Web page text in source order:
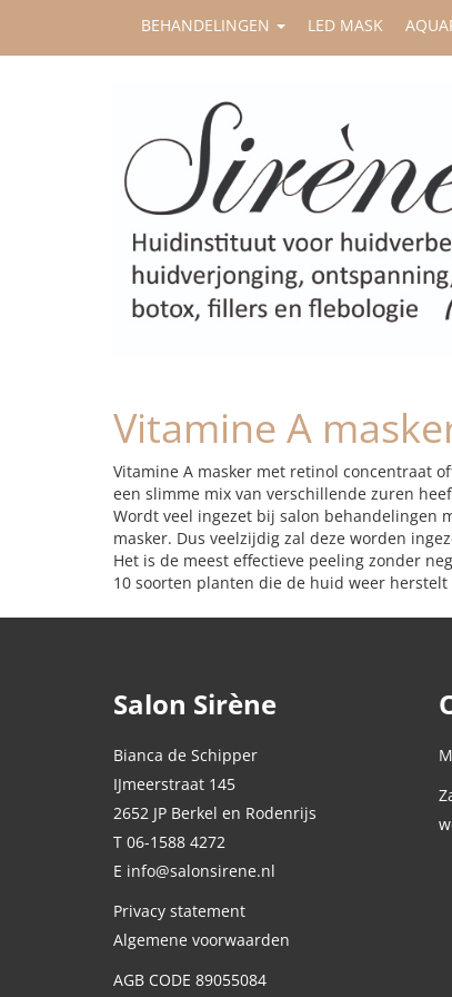
BEHANDELINGEN LED MASK
Vitamine A
Vitamine A masker met retinol concentraat
een slimme mix van verschillende zuren
Wordt veel ingezet bij salon behandelingen
masker. Dus veelzijdig zal deze worden
Het is de meest effectieve peeling zonder
10 soorten planten die de huid weer
Salon Sirène
Bianca de Schipper
IJmeerstraat 145
2652 JP Berkel en Rodenrijs
T 06-1588 4272
E info@salonsirene.nl
Privacy statement
Algemene voorwaarden
AGB CODE 89055084